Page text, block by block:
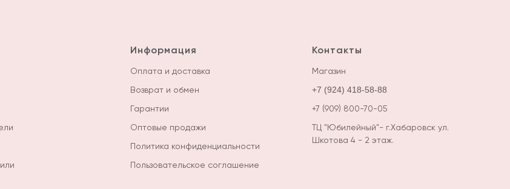
Информация
Оплата и доставка
Возврат и обмен
Гарантии
Оптовые продажи
Политика конфиденциальности
Пользовательское соглашение
Контакты
Магазин
+7 (924) 418-58-88
+7 (909) 800-70-05
ТЦ "Юбилейный"- г.Хабаровск ул.
Шкотова 4 - 2 этаж.